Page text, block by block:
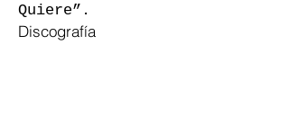
Quiere”.
Discografía